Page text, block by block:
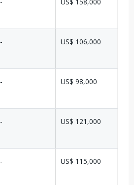
- US$ 106,000
- US$ 98,000
- US$ 121,000
- US$ 115,000